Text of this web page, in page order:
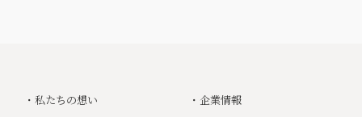
・ 私たちの想い
・ 企業情報